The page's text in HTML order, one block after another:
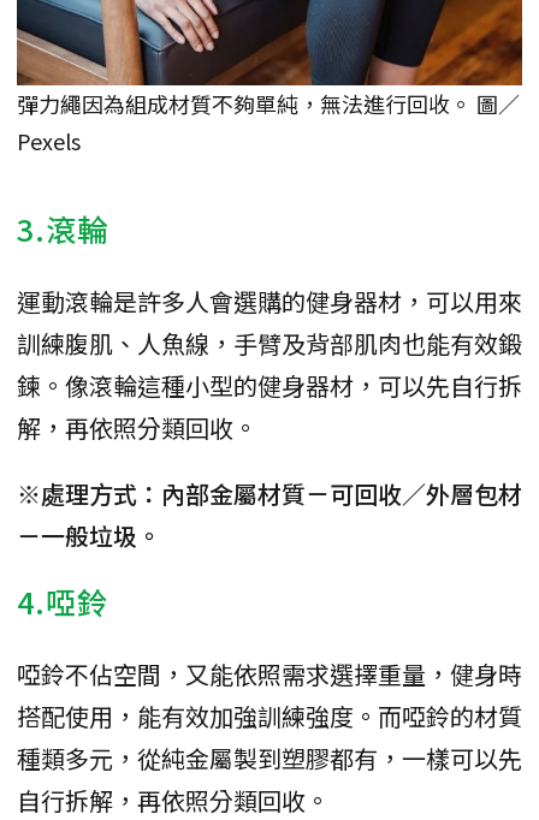
彈力繩因為組成材質不夠單純，無法進行回收。 圖／
Pexels
3.滾輪
運動滾輪是許多人會選購的健身器材，可以用來
訓練腹肌、人魚線，手臂及背部肌肉也能有效鍛
鍊。像滾輪這種小型的健身器材，可以先自行拆
解，再依照分類回收。
※處理方式：內部金屬材質－可回收／外層包材
－一般垃圾。
4.啞鈴
啞鈴不佔空間，又能依照需求選擇重量，健身時
搭配使用，能有效加強訓練強度。而啞鈴的材質
種類多元，從純金屬製到塑膠都有，一樣可以先
自行拆解，再依照分類回收。